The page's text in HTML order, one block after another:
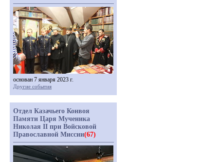
основан 7 января 2023 г.
Другие события
Отдел Казачьего Конвоя
Памяти Царя Мученика
Николая II при Войсковой
Православной Миссии(67)